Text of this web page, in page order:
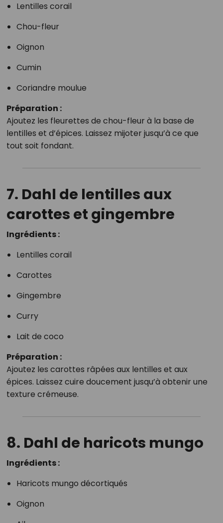
Lentilles corail
Chou-fleur
Oignon
Cumin
Coriandre moulue
Préparation :
Ajoutez les fleurettes de chou-fleur à la base de
lentilles et d’épices. Laissez mijoter jusqu’à ce que
tout soit fondant.
7. Dahl de lentilles aux
carottes et gingembre
Ingrédients :
Lentilles corail
Carottes
Gingembre
Curry
Lait de coco
Préparation :
Ajoutez les carottes râpées aux lentilles et aux
épices. Laissez cuire doucement jusqu’à obtenir une
texture crémeuse.
8. Dahl de haricots mungo
Ingrédients :
Haricots mungo décortiqués
Oignon